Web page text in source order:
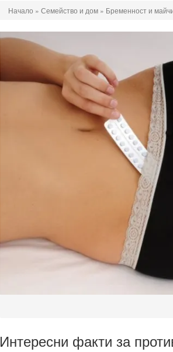
Начало » Семейство и дом » Бременност и
Интересни факти за